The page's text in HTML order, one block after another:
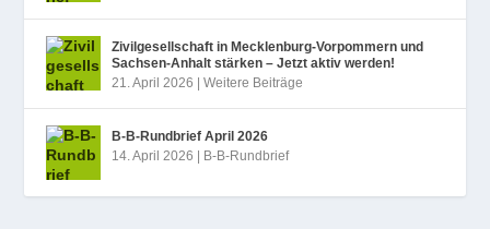
Zivilgesellschaft in Mecklenburg-Vorpommern und
Sachsen-Anhalt stärken – Jetzt aktiv werden!
21. April 2026
|Weitere Beiträge
B‑B-Rundbrief April 2026
14. April 2026
B-B-Rundbrief